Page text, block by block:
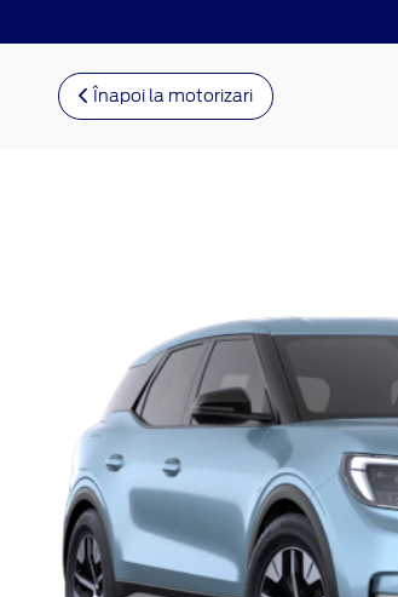
Înapoi la motorizari